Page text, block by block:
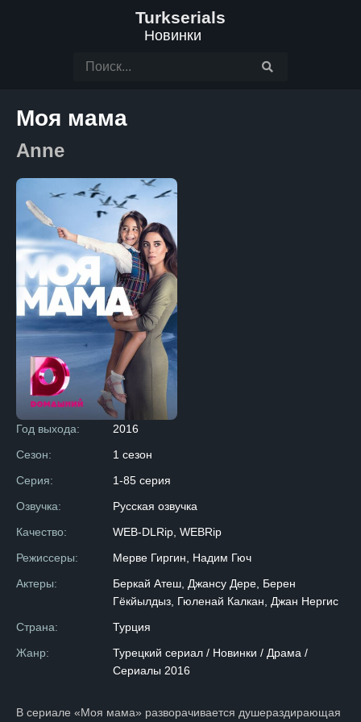
Turkserials
Новинки
Моя мама
Anne
Год выхода:
2016
Сезон:
1 сезон
Серия:
1-85 серия
Озвучка:
Русская озвучка
Качество:
WEB-DLRip, WEBRip
Режиссеры:
Мерве Гиргин, Надим Гюч
Актеры:
Беркай Атеш, Джансу Дере, Берен
Гёкйылдыз, Гюленай Калкан, Джан Нергис
Страна:
Турция
Жанр:
Турецкий сериал / Новинки / Драма /
Сериалы 2016
В сериале «Моя мама» разворачивается душераздирающая